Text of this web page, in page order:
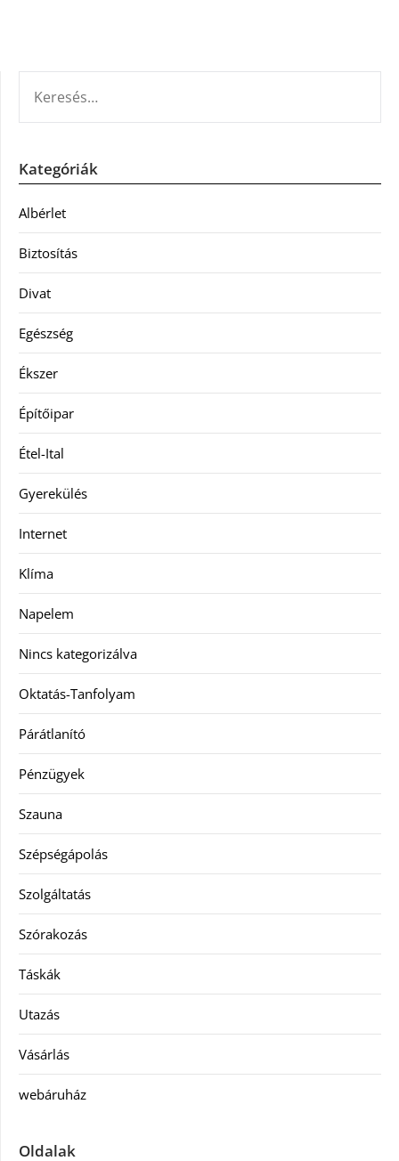
Kategóriák
Albérlet
Biztosítás
Divat
Egészség
Ékszer
Építőipar
Étel-Ital
Gyerekülés
Internet
Klíma
Napelem
Nincs kategorizálva
Oktatás-Tanfolyam
Párátlanító
Pénzügyek
Szauna
Szépségápolás
Szolgáltatás
Szórakozás
Táskák
Utazás
Vásárlás
webáruház
Oldalak